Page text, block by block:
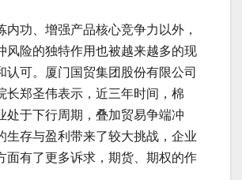
内功、增强产品核心竞争力以外，
风险的独特作用也被越来越多的现
认可。厦门国贸集团股份有限公司
长郑圣伟表示，近三年时间，棉
处于下行周期，叠加贸易争端冲
生存与盈利带来了较大挑战，企业
面有了更多诉求，期货、期权的作